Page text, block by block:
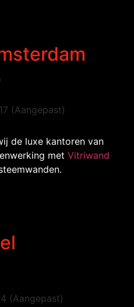
de luxe kantoren van
met Vitriwand